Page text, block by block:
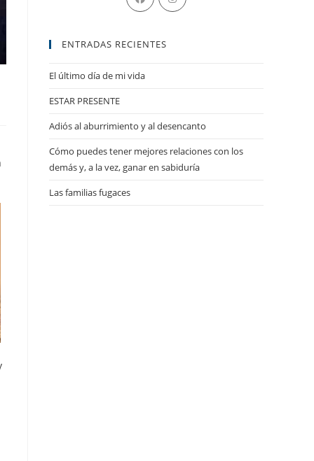
abre
una
ENTRADAS RECIENTES
El último día de mi vida
ESTAR PRESENTE
Adiós al aburrimiento y al desencanto
Cómo puedes tener mejores relaciones con los
demás y, a la vez, ganar en sabiduría
Las familias fugaces